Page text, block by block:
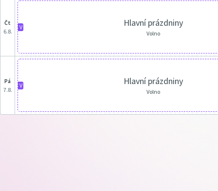
čt
6.8.
V Hlavní prázdniny
Volno
pá
7.8.
V Hlavní prázdniny
Volno